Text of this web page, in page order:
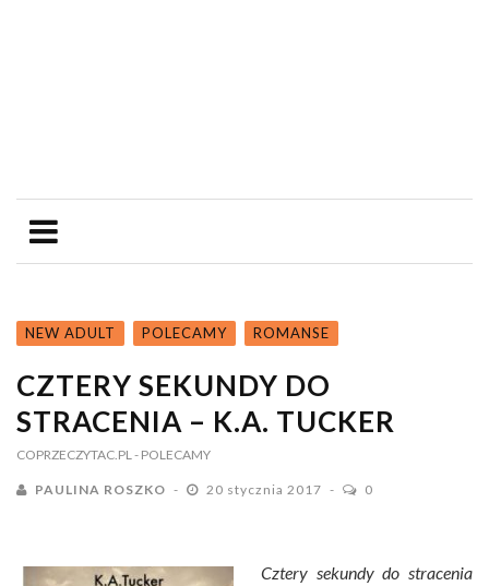
NEW ADULT POLECAMY ROMANSE
CZTERY SEKUNDY DO
STRACENIA – K.A. TUCKER
COPRZECZYTAC.PL - POLECAMY
PAULINA ROSZKO 20 stycznia 2017 0
Cztery sekundy do stracenia